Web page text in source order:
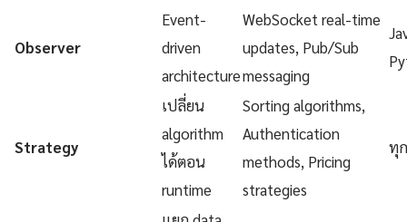
Observer
Event-
driven
architecture
WebSocket real-time
updates, Pub/Sub
messaging
Strategy
เปลี่ยน
algorithm
ได้ตอน
runtime
Sorting algorithms,
Authentication
methods, Pricing
strategies
ทุ